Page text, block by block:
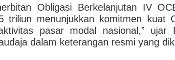
Obligasi Berkelanjutan IV
triliun menunjukkan komitmen kuat
pasar modal nasional,” ujar
dalam keterangan resmi yang